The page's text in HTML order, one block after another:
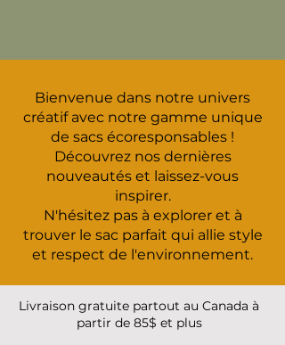
Livraison gratuite partout au Canada à
partir de 85$ et plus
Bienvenue dans notre univers
créatif avec notre gamme unique
de sacs écoresponsables !
Découvrez nos dernières
nouveautés et laissez-vous
inspirer.
N'hésitez pas à explorer et à
trouver le sac parfait qui allie style
et respect de l'environnement.